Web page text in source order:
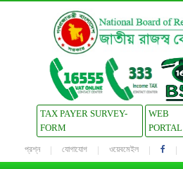
TAX PAYER SURVEY-
FORM
WEB
PORTAL
প্রশ্ন যোগাযোগ ওয়েবমেইল